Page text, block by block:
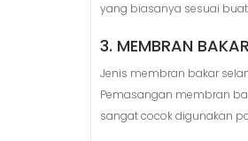
yang biasanya sesuai
3. MEMBRAN
Jenis membran bakar
Pemasangan membran
sangat cocok digunakan